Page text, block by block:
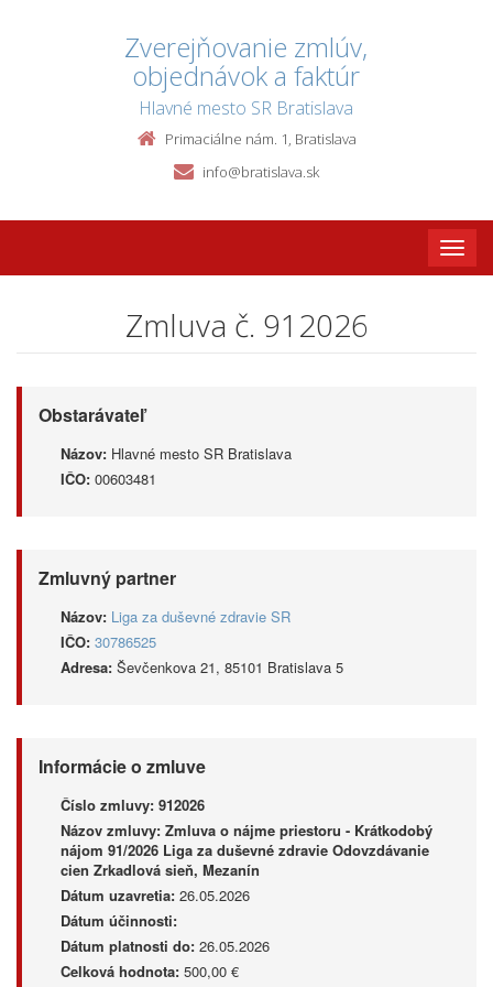
Zverejňovanie zmlúv,
objednávok a faktúr
Hlavné mesto SR Bratislava
Primaciálne nám. 1, Bratislava
info@bratislava.sk
Toggle
Zmluva č. 912026
Obstarávateľ
Názov: Hlavné mesto SR Bratislava
IČO: 00603481
Zmluvný partner
Názov: Liga za duševné zdravie SR
IČO: 30786525
Adresa: Ševčenkova 21, 85101 Bratislava 5
Informácie o zmluve
Číslo zmluvy: 912026
Názov zmluvy: Zmluva o nájme priestoru - Krátkodobý
nájom 91/2026 Liga za duševné zdravie Odovzdávanie
cien Zrkadlová sieň, Mezanín
Dátum uzavretia: 26.05.2026
Dátum účinnosti:
Dátum platnosti do: 26.05.2026
Celková hodnota: 500,00 €